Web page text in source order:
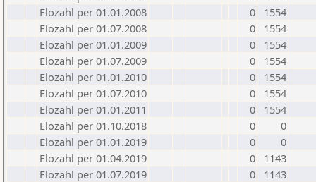
Elozahl per 01.01.2008
0
1554
Elozahl per 01.07.2008
0
1554
Elozahl per 01.01.2009
0
1554
Elozahl per 01.07.2009
0
1554
Elozahl per 01.01.2010
0
1554
Elozahl per 01.07.2010
0
1554
Elozahl per 01.01.2011
0
1554
Elozahl per 01.10.2018
0
0
Elozahl per 01.01.2019
0
0
Elozahl per 01.04.2019
0
1143
Elozahl per 01.07.2019
0
1143